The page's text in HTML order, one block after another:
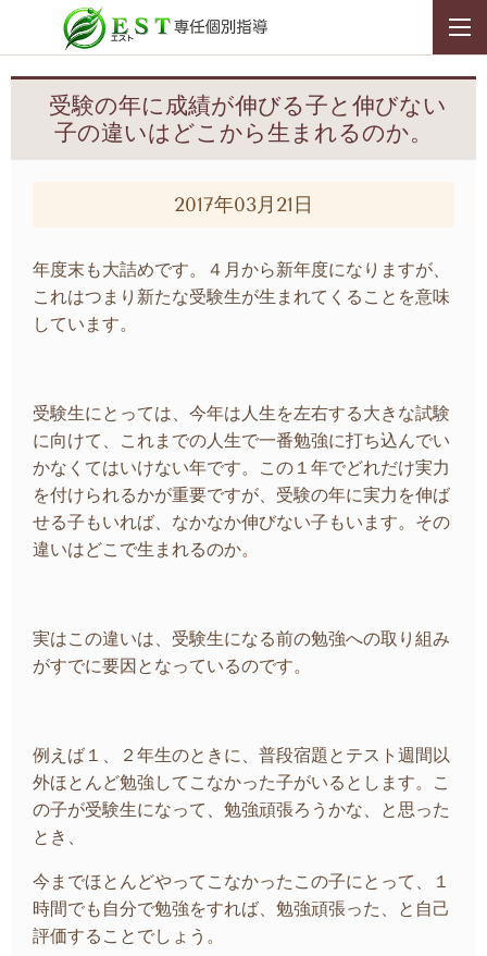
受験の年に成績が伸びる子と伸びない
子の違いはどこから生まれるのか。
2017年03月21日
年度末も大詰めです。４月から新年度になりますが、
これはつまり新たな受験生が生まれてくることを意味
しています。
受験生にとっては、今年は人生を左右する大きな試験
に向けて、これまでの人生で一番勉強に打ち込んでい
かなくてはいけない年です。この１年でどれだけ実力
を付けられるかが重要ですが、受験の年に実力を伸ば
せる子もいれば、なかなか伸びない子もいます。その
違いはどこで生まれるのか。
実はこの違いは、受験生になる前の勉強への取り組み
がすでに要因となっているのです。
例えば１、２年生のときに、普段宿題とテスト週間以
外ほとんど勉強してこなかった子がいるとします。こ
の子が受験生になって、勉強頑張ろうかな、と思った
とき、
今までほとんどやってこなかったこの子にとって、１
時間でも自分で勉強をすれば、勉強頑張った、と自己
評価することでしょう。